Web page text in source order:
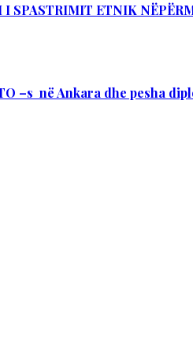
I SPASTRIMIT ETNIK
–s në Ankara dhe pesha